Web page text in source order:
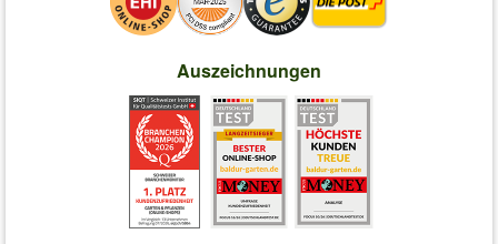
Auszeichnungen